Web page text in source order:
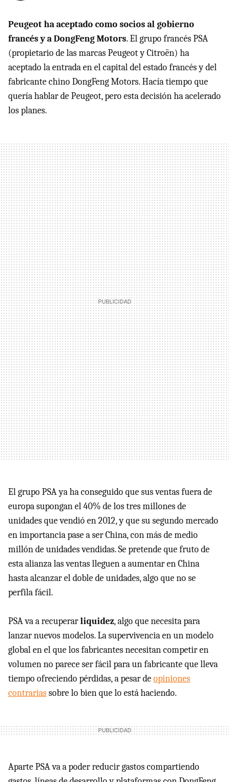
Peugeot ha aceptado como socios al gobierno
francés y a DongFeng Motors. El grupo francés PSA
(propietario de las marcas Peugeot y Citroën) ha
aceptado la entrada en el capital del estado francés y del
fabricante chino DongFeng Motors. Hacía tiempo que
quería hablar de Peugeot, pero esta decisión ha acelerado
los planes.
El grupo PSA ya ha conseguido que sus ventas fuera de
europa supongan el 40% de los tres millones de
unidades que vendió en 2012, y que su segundo mercado
en importancia pase a ser China, con más de medio
millón de unidades vendidas. Se pretende que fruto de
esta alianza las ventas lleguen a aumentar en China
hasta alcanzar el doble de unidades, algo que no se
perfila fácil.
PSA va a recuperarliquidez, algo que necesita para
lanzar nuevos modelos. La supervivencia en un modelo
global en el que los fabricantes necesitan competir en
volumen no parece ser fácil para un fabricante que lleva
tiempo ofreciendo pérdidas, a pesar deopiniones
contrariassobre lo bien que lo está haciendo.
Aparte PSA va a poder reducir gastos compartiendo